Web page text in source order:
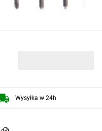
Wysyłka w 24h